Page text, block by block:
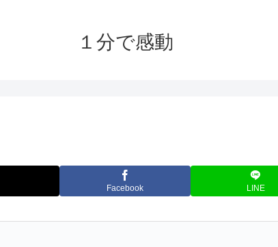
１分で感動
Facebook LINE